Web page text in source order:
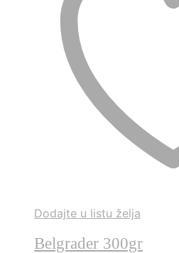
Dodajte u listu želja
Belgrader 300gr